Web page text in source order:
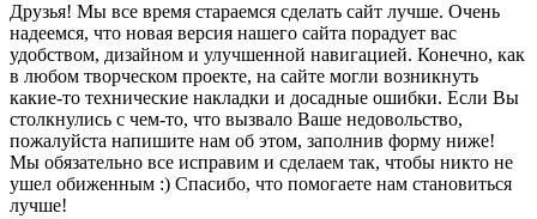
Друзья! Мы все время стараемся сделать сайт лучше. Очень
надеемся, что новая версия нашего сайта порадует вас
удобством, дизайном и улучшенной навигацией. Конечно, как
в любом творческом проекте, на сайте могли возникнуть
какие-то технические накладки и досадные ошибки. Если Вы
столкнулись с чем-то, что вызвало Ваше недовольство,
пожалуйста напишите нам об этом, заполнив форму ниже!
Мы обязательно все исправим и сделаем так, чтобы никто не
ушел обиженным :) Спасибо, что помогаете нам становиться
лучше!